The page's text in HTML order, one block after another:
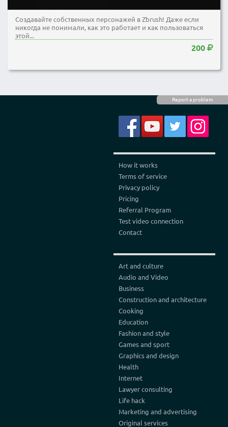
Report a problem
Создавайте собственных персонажей в Zbrush! Даже если
никогда не понимали, как это работает и как пользоваться
этой...
200
How it works
Terms of service
Privacy policy
Pricing
Referral Program
Test video connection
Contact
Art and culture
Audio and Video
Business
Construction and architecture
Cooking
Education
Fashion and style
Games and sport
Graphics and design
Health
Internet
Lawyer consulting
Life hack
Marketing and advertising
Original services